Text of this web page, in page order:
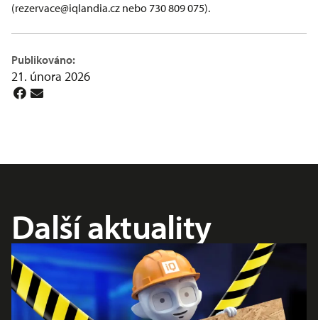
(rezervace@iqlandia.cz nebo 730 809 075).
Publikováno:
21. února 2026
Další aktuality